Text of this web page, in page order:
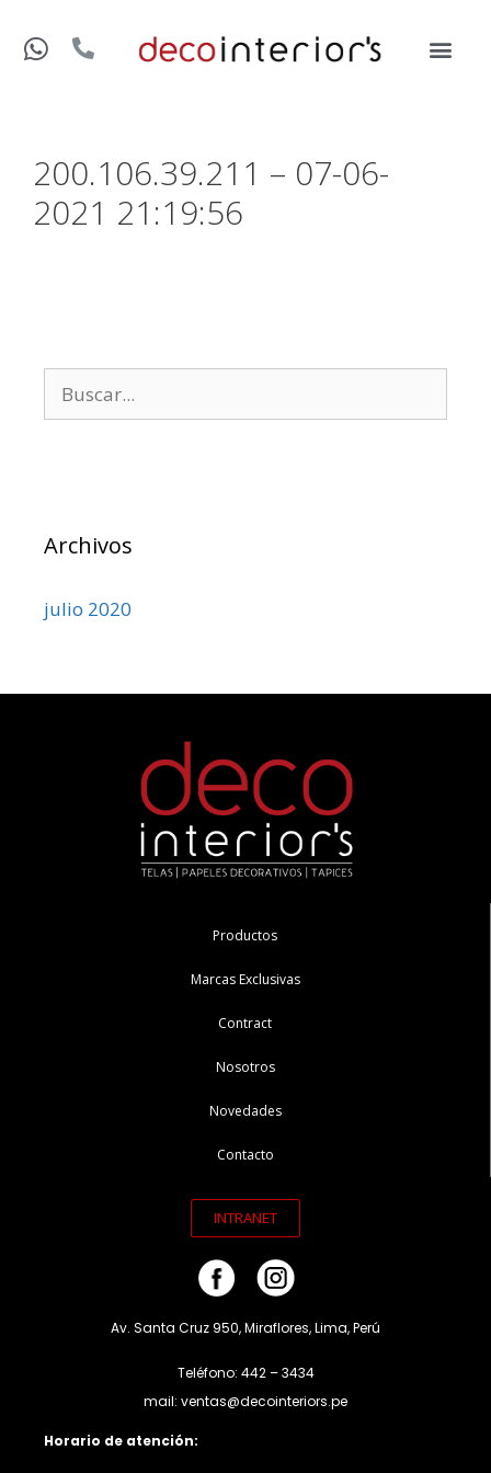
200.106.39.211 – 07-06-
2021 21:19:56
Archivos
julio 2020
Productos
Marcas Exclusivas
Contract
Nosotros
Novedades
Contacto
INTRANET
Av. Santa Cruz 950, Miraflores, Lima, Perú
Teléfono: 442 – 3434
mail: ventas@decointeriors.pe
Horario de atención: